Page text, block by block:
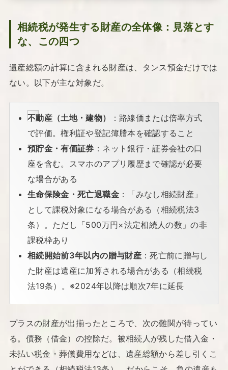
相続税が発生する財産の全体像：見落とす
な、この四つ
遺産総額の計算に含まれる財産は、タンス預金だけでは
ない。以下が主な対象だ。
不動産（土地・建物）
：路線価または倍率方式
で評価。権利証や登記簿謄本を確認すること
預貯金・有価証券 ：ネット銀行・証券会社の口
座を含む。スマホのアプリ履歴まで確認が必要
な場合がある
生命保険金・死亡退職金：「みなし相続財産」
として課税対象になる場合がある（相続税法3
条）。ただし「500万円×法定相続人の数」の非
課税枠あり
相続開始前3年以内の贈与財産：死亡前に贈与し
た財産は遺産に加算される場合がある（相続税
法19条）。※2024年以降は順次7年に延長
プラスの財産が出揃ったところで、次の難関が待ってい
る。債務（借金）の控除だ。被相続人が残した借入金・
未払い税金・葬儀費用などは、遺産総額から差し引くこ